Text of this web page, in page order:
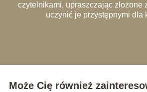
czytelnikami, upraszczając złożone
uczynić je przystępnymi dla
Może Cię również